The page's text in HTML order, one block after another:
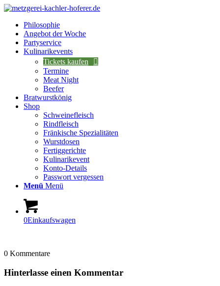
Philosophie
Angebot der Woche
Partyservice
Kulinarikevents
Tickets kaufen
Termine
Meat Night
Beefer
Bratwurstkönig
Shop
Schweinefleisch
Rindfleisch
Fränkische Spezialitäten
Wurstdosen
Fertiggerichte
Kulinarikevent
Konto-Details
Passwort vergessen
Menü Menü
0Einkaufswagen
0 Kommentare
Hinterlasse einen Kommentar